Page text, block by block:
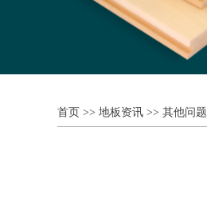
首页 >> 地板资讯 >> 其他问题